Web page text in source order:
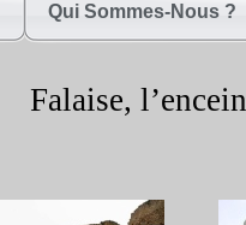
Qui Sommes-Nous ?
Falaise,